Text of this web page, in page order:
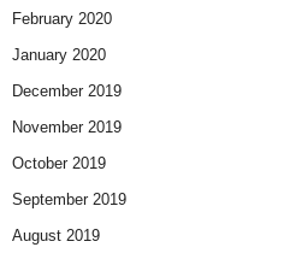
February 2020
January 2020
December 2019
November 2019
October 2019
September 2019
August 2019